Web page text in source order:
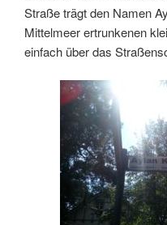
Straße trägt den Namen
Mittelmeer ertrunkenen
einfach über das